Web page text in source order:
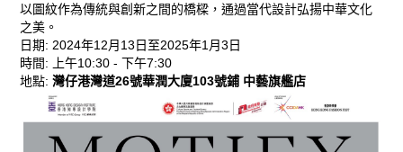
以圖紋作為傳統與創新之間的橋樑，通過當代設計弘揚中華文化
之美。
日期: 2024年12月13日至2025年1月3日
時間:
上午10:30 - 下午7:30
地點:灣仔港灣道26號華潤大廈103號鋪 中藝旗艦店